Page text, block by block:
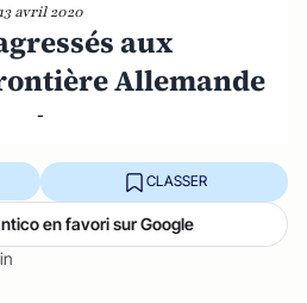
13 avril 2020
aux
Allemande
-
CLASSER
en favori sur Google